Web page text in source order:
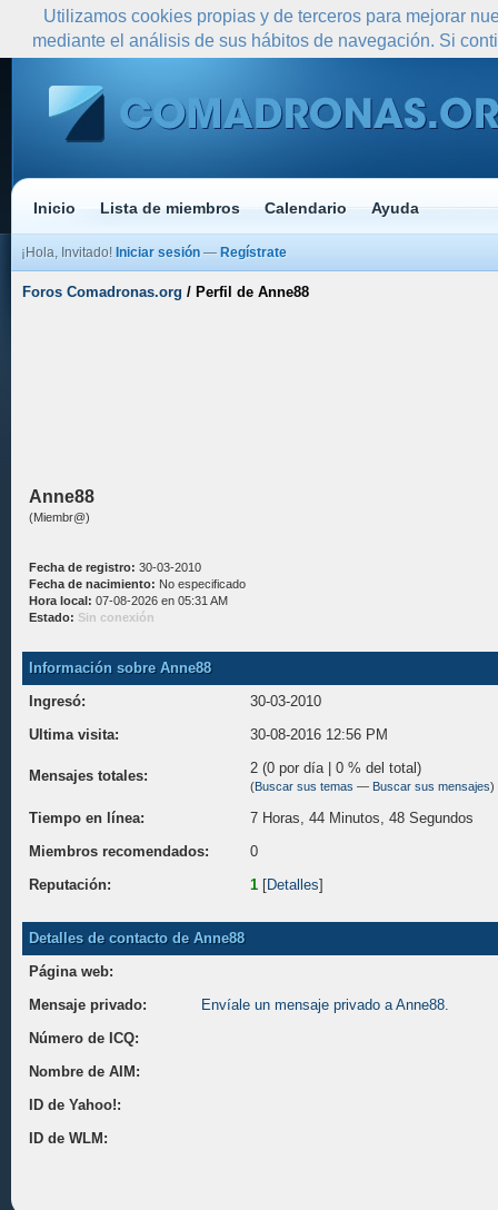
Inicio Lista de miembros Calendario Ayuda
¡Hola, Invitado! Iniciar sesión — Regístrate
Foros Comadronas.org / Perfil de Anne88
Anne88
(Miembr@)
Fecha de registro: 30-03-2010
Fecha de nacimiento: No especificado
Hora local: 07-08-2026 en 05:31 AM
Estado: Sin conexión
Información sobre Anne88
Ingresó:
30-03-2010
Ultima visita:
30-08-2016 12:56 PM
Mensajes totales: 2 (0 por día | 0 % del total)
(Buscar sus temas — Buscar sus mensajes)
Tiempo en línea:
7 Horas, 44 Minutos, 48 Segundos
Miembros recomendados:
0
Reputación:
1 [Detalles]
Detalles de contacto de Anne88
Página web:
Mensaje privado:
Envíale un mensaje privado a Anne88.
Número de ICQ:
Nombre de AIM:
ID de Yahoo!:
ID de WLM:
Utilizamos cookies propias y de terceros para mejorar
mediante el análisis de sus hábitos de navegación. Si